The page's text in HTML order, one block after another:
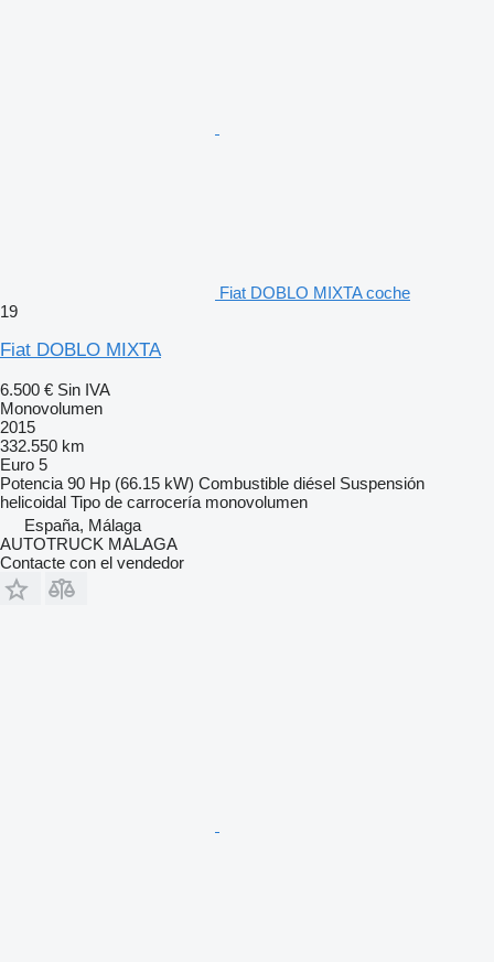
Fiat DOBLO MIXTA coche
19
Fiat DOBLO MIXTA
6.500 € Sin IVA
Monovolumen
2015
332.550 km
Euro 5
Potencia 90 Hp (66.15 kW) Combustible diésel Suspensión
helicoidal Tipo de carrocería monovolumen
España, Málaga
AUTOTRUCK MALAGA
Contacte con el vendedor